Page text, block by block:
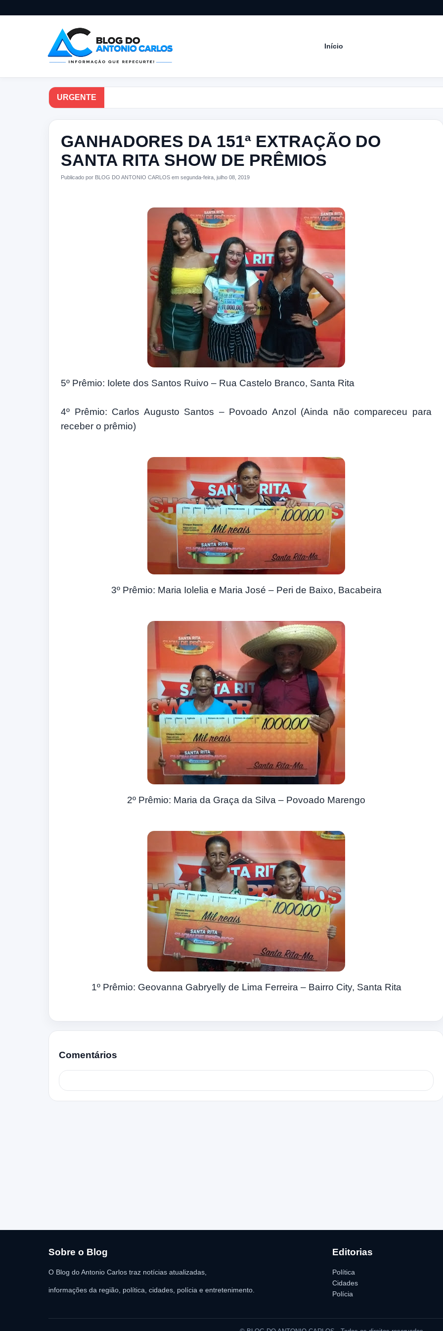
Início
URGENTE
GANHADORES DA 151ª EXTRAÇÃO DO
SANTA RITA SHOW DE PRÊMIOS
Publicado por BLOG DO ANTONIO CARLOS em segunda-feira, julho 08, 2019
5º Prêmio: Iolete dos Santos Ruivo – Rua Castelo Branco, Santa Rita
4º Prêmio: Carlos Augusto Santos – Povoado Anzol (Ainda não compareceu para
receber o prêmio)
3º Prêmio: Maria Iolelia e Maria José – Peri de Baixo, Bacabeira
2º Prêmio: Maria da Graça da Silva – Povoado Marengo
1º Prêmio: Geovanna Gabryelly de Lima Ferreira – Bairro City, Santa Rita
Comentários
Sobre o Blog
O Blog do Antonio Carlos traz notícias atualizadas,
informações da região, política, cidades, polícia e entretenimento.
Editorias
Política
Cidades
Polícia